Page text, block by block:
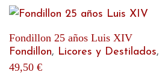
Fondillon 25 años Luis XIV
Fondillon, Licores y Destilados,
49,50 €